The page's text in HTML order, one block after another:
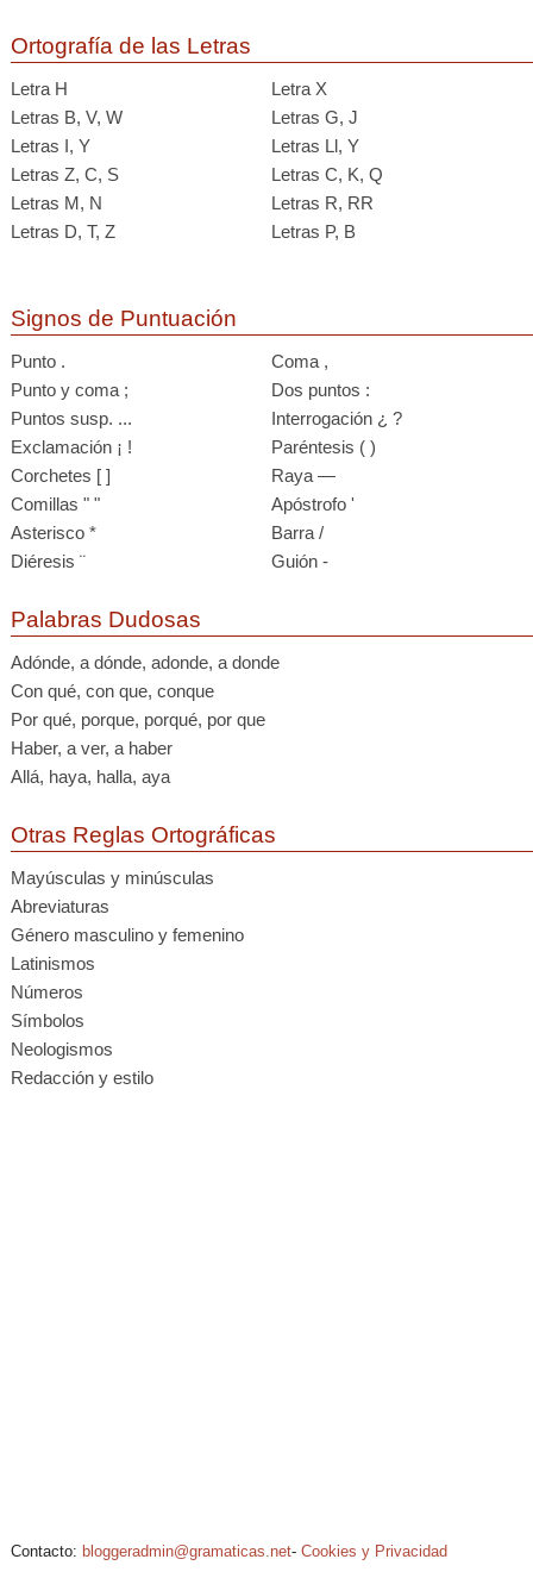
Ortografía de las Letras
Letra H
Letra X
Letras B, V, W
Letras G, J
Letras I, Y
Letras Ll, Y
Letras Z, C, S
Letras C, K, Q
Letras M, N
Letras R, RR
Letras D, T, Z
Letras P, B
Signos de Puntuación
Punto .
Coma ,
Punto y coma ;
Dos puntos :
Puntos susp. ...
Interrogación ¿ ?
Exclamación ¡ !
Paréntesis ( )
Corchetes [ ]
Raya —
Comillas " "
Apóstrofo '
Asterisco *
Barra /
Diéresis ¨
Guión -
Palabras Dudosas
Adónde, a dónde, adonde, a donde
Con qué, con que, conque
Por qué, porque, porqué, por que
Haber, a ver, a haber
Allá, haya, halla, aya
Otras Reglas Ortográficas
Mayúsculas y minúsculas
Abreviaturas
Género masculino y femenino
Latinismos
Números
Símbolos
Neologismos
Redacción y estilo
Contacto: bloggeradmin@gramaticas.net- Cookies y Privacidad